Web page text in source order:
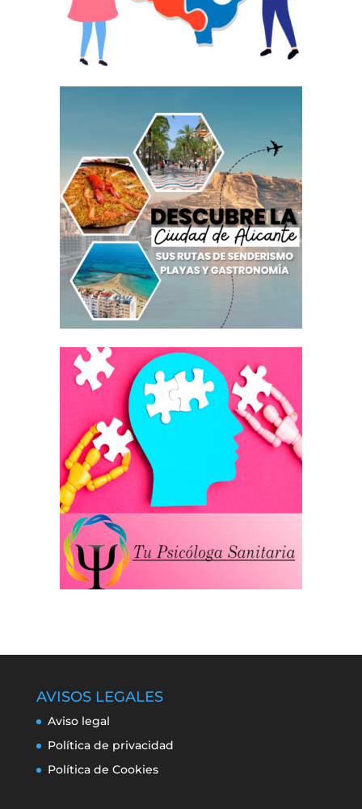
AVISOS LEGALES
Aviso legal
Política de privacidad
Política de Cookies